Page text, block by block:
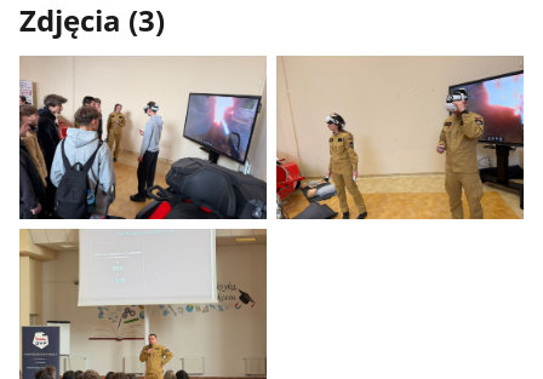
Zdjęcia (3)
Pokaż
zdjęcie
galerii.